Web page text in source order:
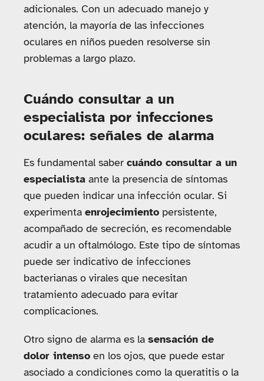
adicionales. Con un adecuado manejo y
atención, la mayoría de las infecciones
oculares en niños pueden resolverse sin
problemas a largo plazo.
Cuándo consultar a un
especialista por infecciones
oculares: señales de alarma
Es fundamental saber cuándo consultar a un
especialista ante la presencia de síntomas
que pueden indicar una infección ocular. Si
experimenta enrojecimiento persistente,
acompañado de secreción, es recomendable
acudir a un oftalmólogo. Este tipo de síntomas
puede ser indicativo de infecciones
bacterianas o virales que necesitan
tratamiento adecuado para evitar
complicaciones.
Otro signo de alarma es la sensación de
dolor intenso en los ojos, que puede estar
asociado a condiciones como la queratitis o la